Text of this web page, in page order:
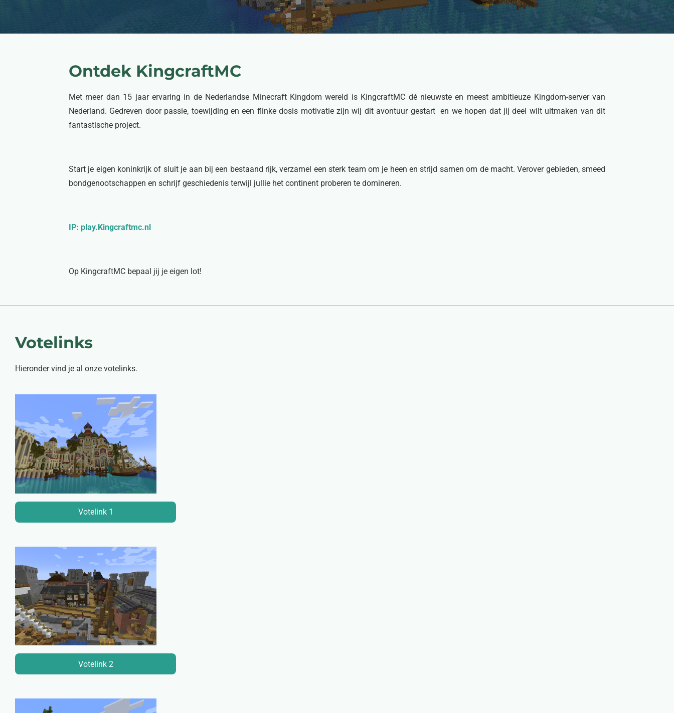
Ontdek KingcraftMC
Met meer dan 15 jaar ervaring in de Nederlandse Minecraft Kingdom wereld is KingcraftMC dé nieuwste en meest ambitieuze Kingdom-server van
Nederland. Gedreven door passie, toewijding en een flinke dosis motivatie zijn wij dit avontuur gestart en we hopen dat jij deel wilt uitmaken van dit
fantastische project.
Start je eigen koninkrijk of sluit je aan bij een bestaand rijk, verzamel een sterk team om je heen en strijd samen om de macht. Verover gebieden, smeed
bondgenootschappen en schrijf geschiedenis terwijl jullie het continent proberen te domineren.
IP: play.Kingcraftmc.nl
Op KingcraftMC bepaal jij je eigen lot!
Votelinks
Hieronder vind je al onze votelinks.
Votelink 1
Votelink 2